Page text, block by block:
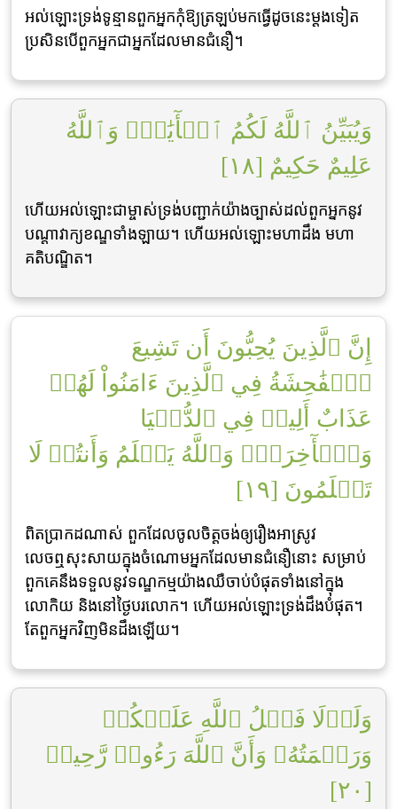
អល់ឡោះទ្រង់ទូន្មានពួកអ្នកកុំឱ្យត្រឡប់មកធ្វើដូចនេះម្តងទៀត
ប្រសិនបើពួកអ្នកជាអ្នកដែលមានជំនឿ។
وَيُبَيِّنُ ٱللَّهُ لَكُمُ ٱلۡأٓيَٰتِۚ وَٱللَّهُ
عَلِيمٌ حَكِيمٌ [١٨]
ហើយអល់ឡោះជាម្ចាស់ទ្រង់បញ្ជាក់យ៉ាងច្បាស់ដល់ពួកអ្នកនូវ
បណ្តាវាក្យខណ្ឌទាំងឡាយ។ ហើយអល់ឡោះមហាដឹង មហា
គតិបណ្ឌិត។
إِنَّ ٱلَّذِينَ يُحِبُّونَ أَن تَشِيعَ
ٱلۡفَٰحِشَةُ فِي ٱلَّذِينَ ءَامَنُواْ لَهُمۡ
عَذَابٌ أَلِيمٞ فِي ٱلدُّنۡيَا
وَٱلۡأٓخِرَةِۚ وَٱللَّهُ يَعۡلَمُ وَأَنتُمۡ لَا
تَعۡلَمُونَ [١٩]
ពិតប្រាកដណាស់ ពួកដែលចូលចិត្តចង់ឲ្យរឿងអាស្រូវ
លេចឮសុះសាយក្នុងចំណោមអ្នកដែលមានជំនឿនោះ សម្រាប់
ពួកគេនឹងទទួលនូវទណ្ឌកម្មយ៉ាងឈឺចាប់បំផុតទាំងនៅក្នុង
លោកិយ និងនៅថ្ងៃបរលោក។ ហើយអល់ឡោះទ្រង់ដឹងបំផុត។
តែពួកអ្នកវិញមិនដឹងឡើយ។
وَلَوۡلَا فَضۡلُ ٱللَّهِ عَلَيۡكُمۡ
وَرَحۡمَتُهُۥ وَأَنَّ ٱللَّهَ رَءُوفٞ رَّحِيمٞ
[٢٠]